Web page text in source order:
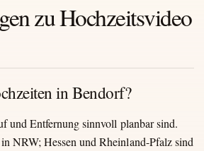
zu Hochzeitsvideo
in Bendorf?
und Entfernung sinnvoll planbar sind.
NRW; Hessen und Rheinland-Pfalz sind